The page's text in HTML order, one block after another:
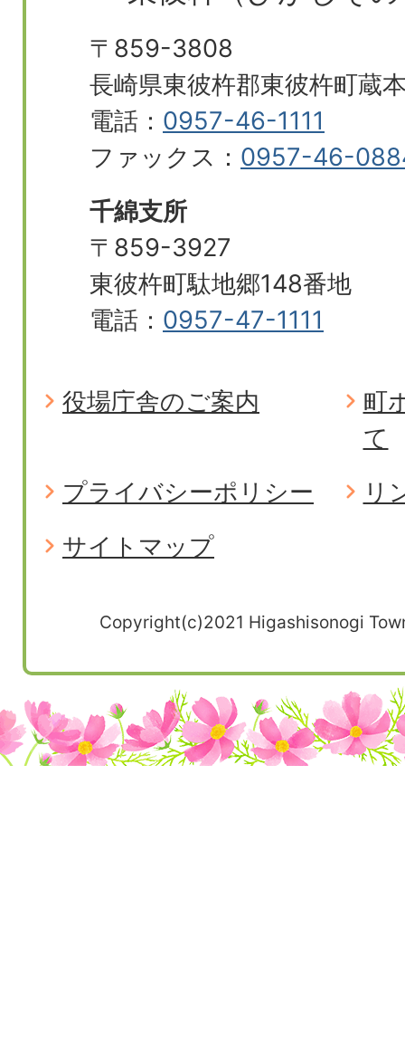
〒859-3808
長崎県東彼杵郡東彼杵町蔵
電話： 0957-46-1111
ファックス： 0957-46-
千綿支所
〒859-3927
東彼杵町駄地郷148番地
電話： 0957-47-1111
役場庁舎のご案内
町
て
プライバシーポリシー
リ
サイトマップ
Copyright(c)2021 Higashisonogi